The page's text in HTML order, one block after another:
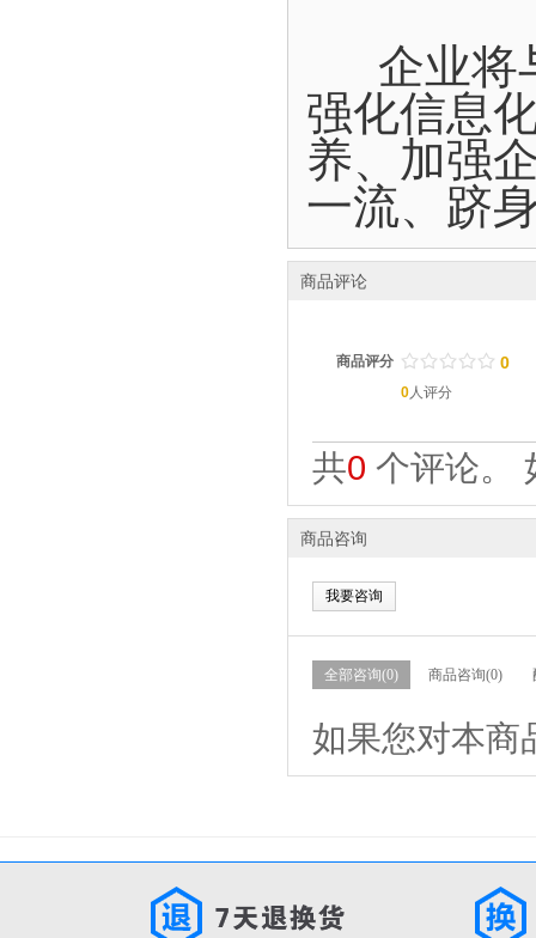
企业将
强化信息
养、加强
一流、跻
商品评论
商品评分 / / / / /
. . . . . 0
0人评分
共0 个评论。
商品咨询
我要咨询
全部咨询(0) 商品咨询(0)
如果您对本商